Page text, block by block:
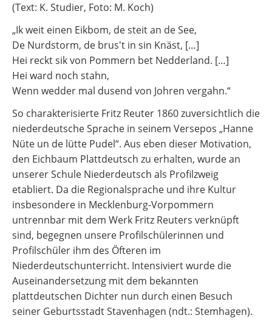
(Text: K. Studier, Foto: M. Koch)
„Ik weit einen Eikbom, de steit an de See,
De Nurdstorm, de brusʼt in sin Knäst, […]
Hei reckt sik von Pommern bet Nedderland. […]
Hei ward noch stahn,
Wenn wedder mal dusend von Johren vergahn.“
So charakterisierte Fritz Reuter 1860 zuversichtlich die
niederdeutsche Sprache in seinem Versepos „Hanne
Nüte un de lütte Pudel“. Aus eben dieser Motivation,
den Eichbaum Plattdeutsch zu erhalten, wurde an
unserer Schule Niederdeutsch als Profilzweig
etabliert. Da die Regionalsprache und ihre Kultur
insbesondere in Mecklenburg-Vorpommern
untrennbar mit dem Werk Fritz Reuters verknüpft
sind, begegnen unsere Profilschülerinnen und
Profilschüler ihm des Öfteren im
Niederdeutschunterricht. Intensiviert wurde die
Auseinandersetzung mit dem bekannten
plattdeutschen Dichter nun durch einen Besuch
seiner Geburtsstadt Stavenhagen (ndt.: Stemhagen).